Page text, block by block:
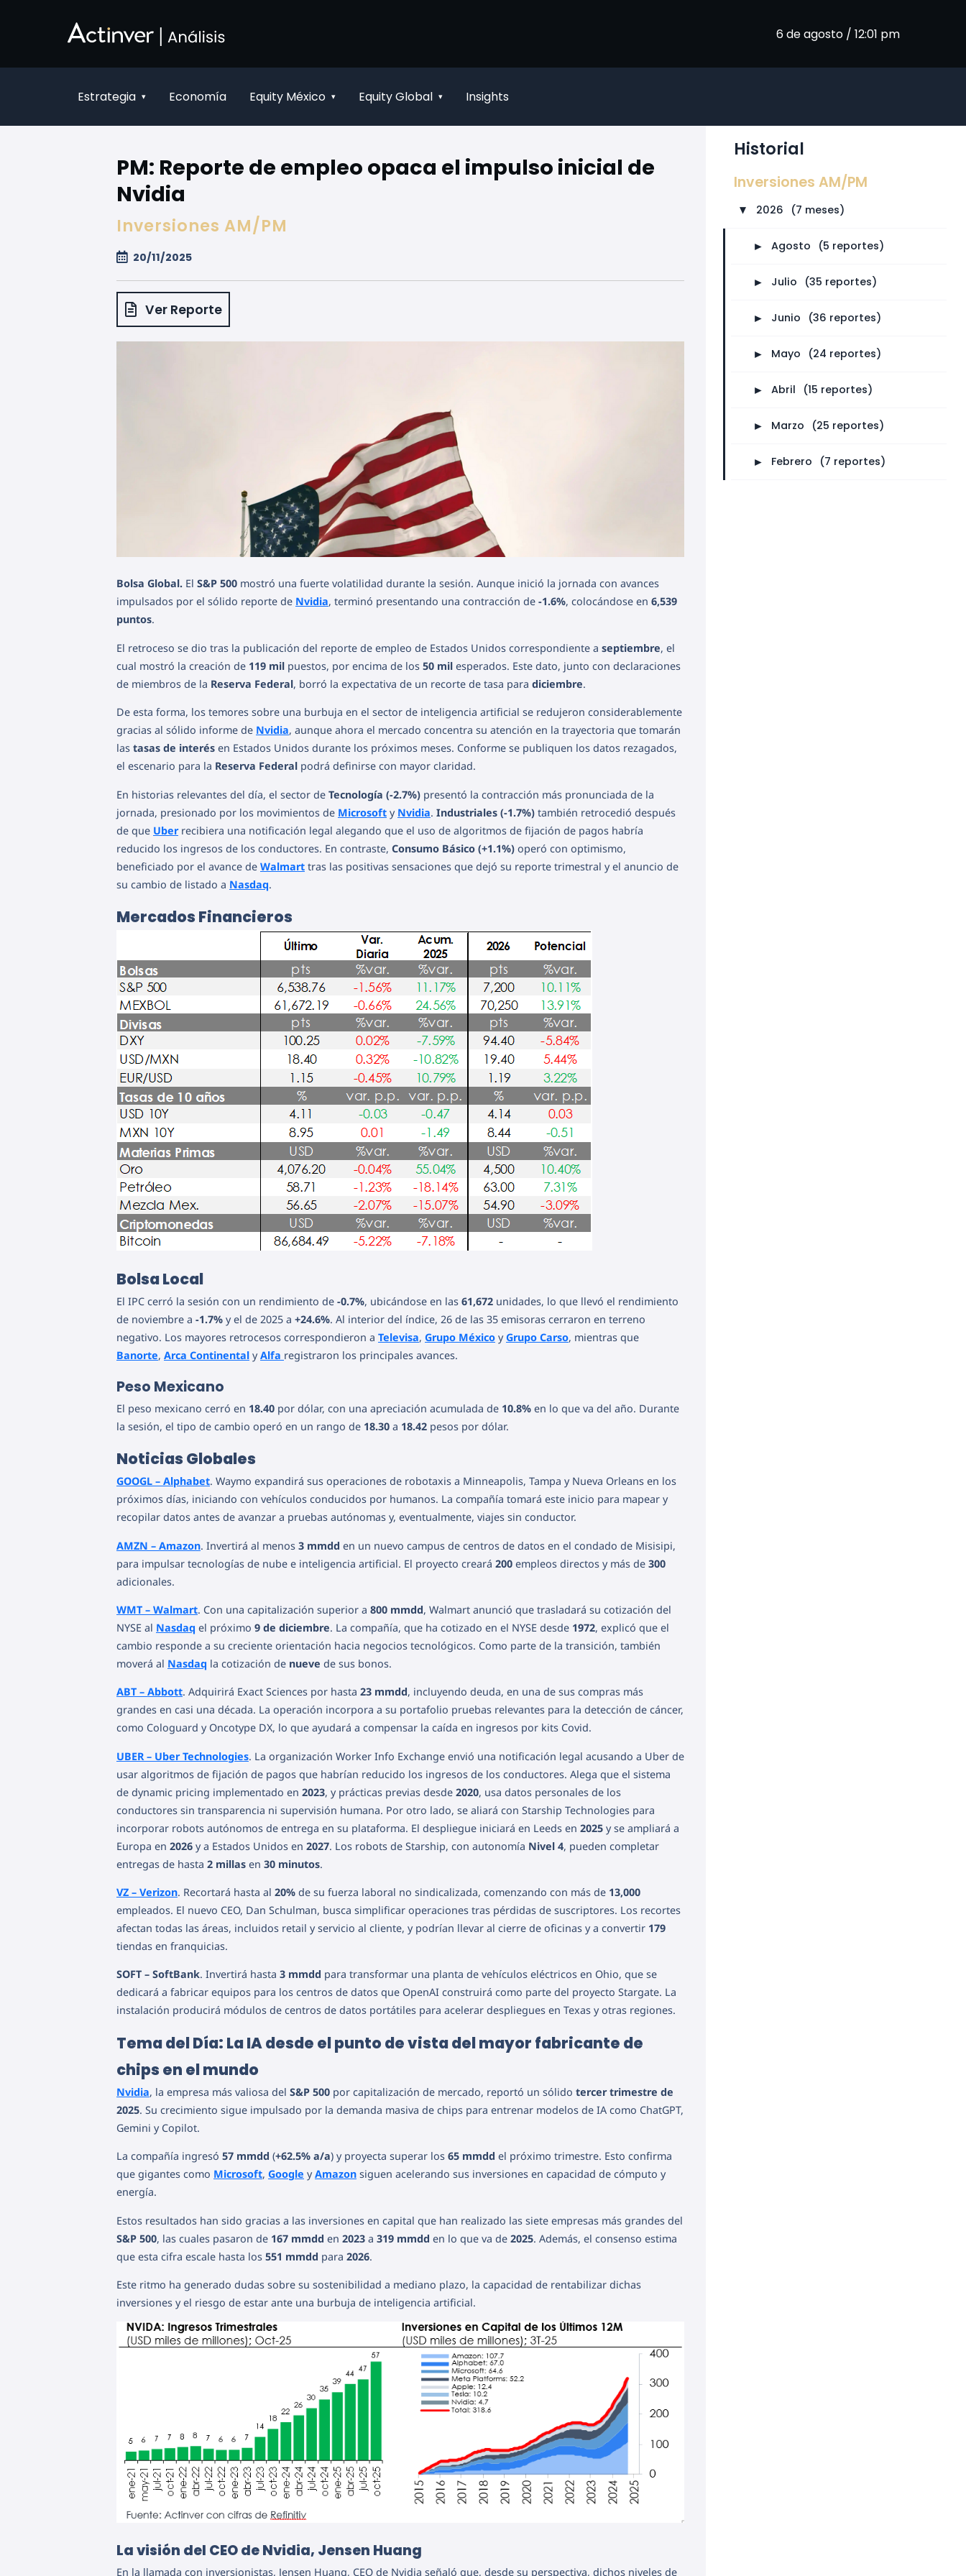
6 de agosto / 12:01 pm
Estrategia ▾ Economía Equity México ▾ Equity Global ▾ Insights
PM: Reporte de empleo opaca el impulso inicial de
Nvidia
Inversiones AM/PM
20/11/2025
Ver Reporte
Bolsa Global. El S&P 500 mostró una fuerte volatilidad durante la sesión. Aunque inició la jornada con avances
impulsados por el sólido reporte de Nvidia, terminó presentando una contracción de -1.6%, colocándose en 6,539
puntos.
El retroceso se dio tras la publicación del reporte de empleo de Estados Unidos correspondiente a septiembre, el
cual mostró la creación de 119 mil puestos, por encima de los 50 mil esperados. Este dato, junto con declaraciones
de miembros de la Reserva Federal, borró la expectativa de un recorte de tasa para diciembre.
De esta forma, los temores sobre una burbuja en el sector de inteligencia artificial se redujeron considerablemente
gracias al sólido informe de Nvidia, aunque ahora el mercado concentra su atención en la trayectoria que tomarán
las tasas de interés en Estados Unidos durante los próximos meses. Conforme se publiquen los datos rezagados,
el escenario para la Reserva Federal podrá definirse con mayor claridad.
En historias relevantes del día, el sector de Tecnología (-2.7%) presentó la contracción más pronunciada de la
jornada, presionado por los movimientos de Microsoft y Nvidia. Industriales (-1.7%) también retrocedió después
de que Uberrecibiera una notificación legal alegando que el uso de algoritmos de fijación de pagos habría
reducido los ingresos de los conductores. En contraste, Consumo Básico (+1.1%) operó con optimismo,
beneficiado por el avance de Walmart tras las positivas sensaciones que dejó su reporte trimestral y el anuncio de
su cambio de listado a Nasdaq.
Mercados Financieros
Bolsa Local
El IPC cerró la sesión con un rendimiento de -0.7%, ubicándose en las 61,672 unidades, lo que llevó el rendimiento
de noviembre a -1.7% y el de 2025 a +24.6%. Al interior del índice, 26 de las 35 emisoras cerraron en terreno
negativo. Los mayores retrocesos correspondieron a Televisa, Grupo México yGrupo Carso, mientras que
Banorte, Arca Continental yAlfa registraron los principales avances.
Peso Mexicano
El peso mexicano cerró en 18.40 por dólar, con una apreciación acumulada de 10.8% en lo que va del año. Durante
la sesión, el tipo de cambio operó en un rango de 18.30 a 18.42 pesos por dólar.
Noticias Globales
GOOGL – Alphabet. Waymo expandirá sus operaciones de robotaxis a Minneapolis, Tampa y Nueva Orleans en los
próximos días, iniciando con vehículos conducidos por humanos. La compañía tomará este inicio para mapear y
recopilar datos antes de avanzar a pruebas autónomas y, eventualmente, viajes sin conductor.
AMZN – Amazon. Invertirá al menos 3 mmdd en un nuevo campus de centros de datos en el condado de Misisipi,
para impulsar tecnologías de nube e inteligencia artificial. El proyecto creará 200 empleos directos y más de 300
adicionales.
WMT – Walmart. Con una capitalización superior a 800 mmdd, Walmart anunció que trasladará su cotización del
NYSE al Nasdaq el próximo 9 de diciembre. La compañía, que ha cotizado en el NYSE desde 1972, explicó que el
cambio responde a su creciente orientación hacia negocios tecnológicos. Como parte de la transición, también
moverá al Nasdaq la cotización de nueve de sus bonos.
ABT – Abbott. Adquirirá Exact Sciences por hasta 23 mmdd, incluyendo deuda, en una de sus compras más
grandes en casi una década. La operación incorpora a su portafolio pruebas relevantes para la detección de cáncer,
como Cologuard y Oncotype DX, lo que ayudará a compensar la caída en ingresos por kits Covid.
UBER – Uber Technologies. La organización Worker Info Exchange envió una notificación legal acusando a Uber de
usar algoritmos de fijación de pagos que habrían reducido los ingresos de los conductores. Alega que el sistema
de dynamic pricing implementado en 2023, y prácticas previas desde 2020, usa datos personales de los
conductores sin transparencia ni supervisión humana. Por otro lado, se aliará con Starship Technologies para
incorporar robots autónomos de entrega en su plataforma. El despliegue iniciará en Leeds en 2025 y se ampliará a
Europa en 2026 y a Estados Unidos en 2027. Los robots de Starship, con autonomía Nivel 4, pueden completar
entregas de hasta 2 millas en 30 minutos.
VZ – Verizon. Recortará hasta al 20% de su fuerza laboral no sindicalizada, comenzando con más de 13,000
empleados. El nuevo CEO, Dan Schulman, busca simplificar operaciones tras pérdidas de suscriptores. Los recortes
afectan todas las áreas, incluidos retail y servicio al cliente, y podrían llevar al cierre de oficinas y a convertir 179
tiendas en franquicias.
SOFT – SoftBank. Invertirá hasta 3 mmdd para transformar una planta de vehículos eléctricos en Ohio, que se
dedicará a fabricar equipos para los centros de datos que OpenAI construirá como parte del proyecto Stargate. La
instalación producirá módulos de centros de datos portátiles para acelerar despliegues en Texas y otras regiones.
Tema del Día: La IA desde el punto de vista del mayor fabricante de
chips en el mundo
Nvidia, la empresa más valiosa del S&P 500 por capitalización de mercado, reportó un sólido tercer trimestre de
2025. Su crecimiento sigue impulsado por la demanda masiva de chips para entrenar modelos de IA como ChatGPT,
Gemini y Copilot.
La compañía ingresó 57 mmdd (+62.5% a/a) y proyecta superar los 65 mmdd el próximo trimestre. Esto confirma
que gigantes como Microsoft, Google yAmazon siguen acelerando sus inversiones en capacidad de cómputo y
energía.
Estos resultados han sido gracias a las inversiones en capital que han realizado las siete empresas más grandes del
S&P 500, las cuales pasaron de 167 mmdd en 2023 a 319 mmdd en lo que va de 2025. Además, el consenso estima
que esta cifra escale hasta los 551 mmdd para 2026.
Este ritmo ha generado dudas sobre su sostenibilidad a mediano plazo, la capacidad de rentabilizar dichas
inversiones y el riesgo de estar ante una burbuja de inteligencia artificial.
La visión del CEO de Nvidia, Jensen Huang
En la llamada con inversionistas, Jensen Huang, CEO de Nvidia señaló que, desde su perspectiva, dichos niveles de
Historial
Inversiones AM/PM
► 2026 (7 meses)
► Agosto (5 reportes)
► Julio (35 reportes)
► Junio (36 reportes)
► Mayo (24 reportes)
► Abril (15 reportes)
► Marzo (25 reportes)
► Febrero (7 reportes)